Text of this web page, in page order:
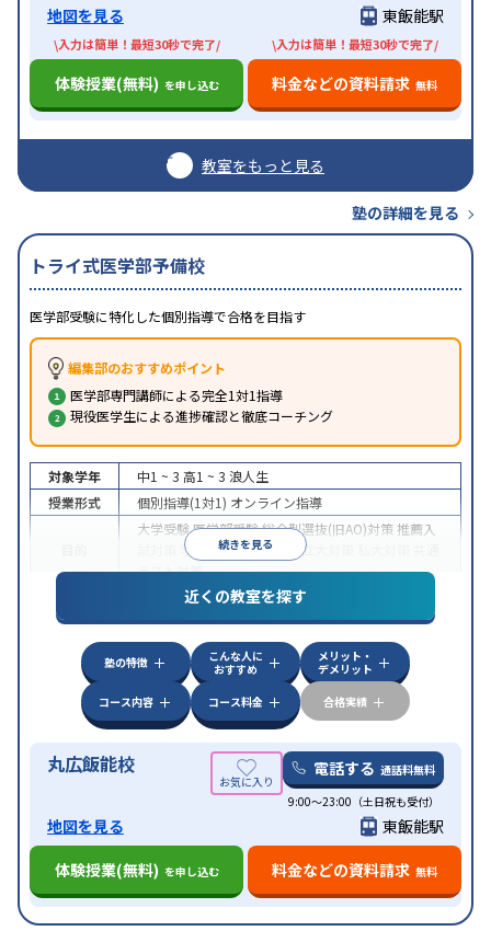
地図を見る 東飯能駅
\入力は簡単！最短30秒で完了/
体験授業(無料) を申し込む
\入力は簡単！最短30秒で完了/
料金などの資料請求 無料
教室をもっと見る
塾の詳細を見る
トライ式医学部予備校
医学部受験に特化した個別指導で合格を目指す
編集部のおすすめポイント
医学部専門講師による完全1対1指導
現役医学生による進捗確認と徹底コーチング
続きを見る
対象学年 中1 ~ 3 高1 ~ 3 浪人生
授業形式
個別指導(1対1) オンライン指導
大学受験医学部受験総合型選抜(旧AO)対策推薦入
学校別特化対策 国公立大対策
テスト対策
特徴
中高一貫校生に対応授業の振替可能
オンライン対応1科目から受講可能季節講習の
みの受講可
自習室あり
近くの教室を探す
塾の特徴
こんな人に
おすすめ
メリット・
デメリット
コース内容
コース料金 合格実績
丸広飯能校 電話する 通話料無料
9:00～23:00（土日祝も受付）
地図を見る
東飯能駅
体験授業(無料) を申し込む 料金などの資料請求 無料